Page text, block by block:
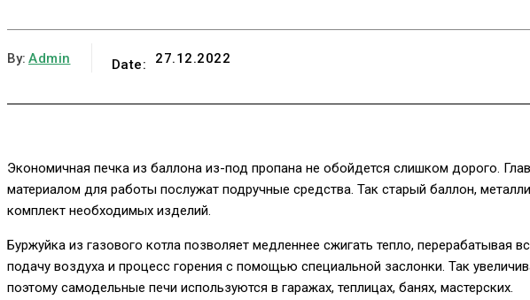
By: Admin Date: 27.12.2022
Экономичная печка из баллона из-под пропана не обойдется слишком дорого.
материалом для работы послужат подручные средства. Так старый баллон,
комплект необходимых изделий.
Буржуйка из газового котла позволяет медленнее сжигать тепло, перерабатывая
подачу воздуха и процесс горения с помощью специальной заслонки. Так
поэтому самодельные печи используются в гаражах, теплицах, банях, мастерских.